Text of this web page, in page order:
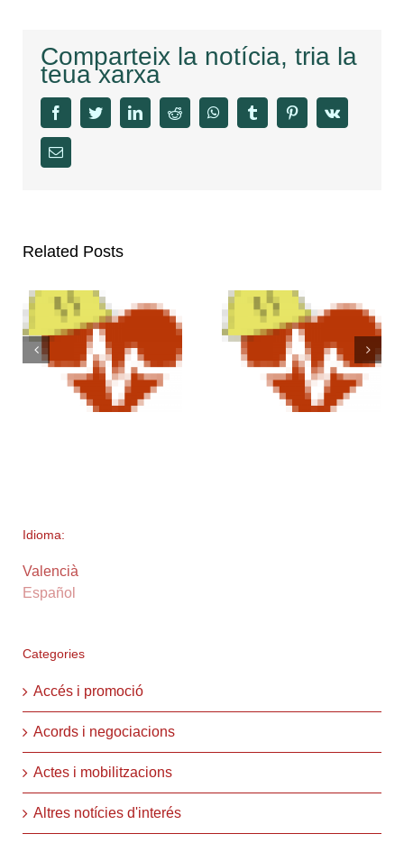
Comparteix la notícia, tria la
teua xarxa
facebooktwitter linkedinreddit whatsapptumblr pinterestvk
Email
Related Posts
Idioma:
Valencià
Español
Categories
Accés i promoció
Acords i negociacions
Actes i mobilitzacions
Altres notícies d'interés